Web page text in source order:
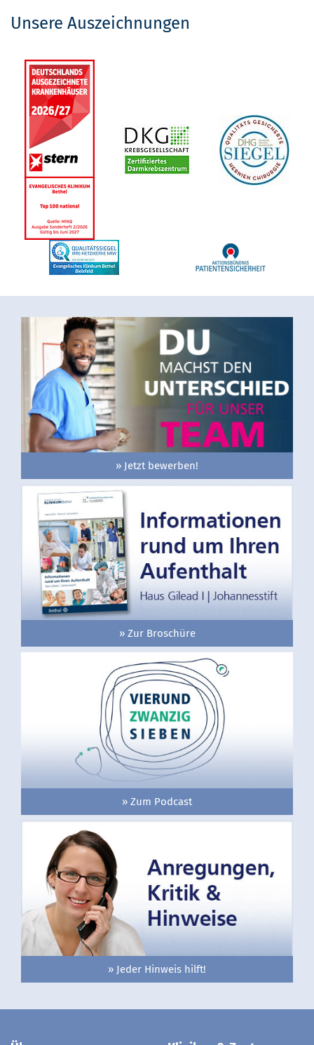
Unsere Auszeichnungen
» Jetzt bewerben!
» Zur Broschüre
» Zum Podcast
» Jeder Hinweis hilft!